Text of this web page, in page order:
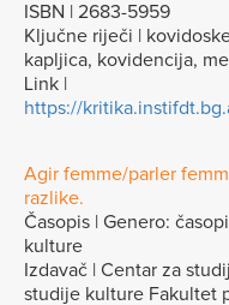
ISBN | 2683-5959
Ključne riječi |
kapljica, kovidencija,
Link |
https://
Agir femme/parler
razlike.
Časopis | Genero:
kulture
Izdavač | Centar za
studije kulture Fakultet